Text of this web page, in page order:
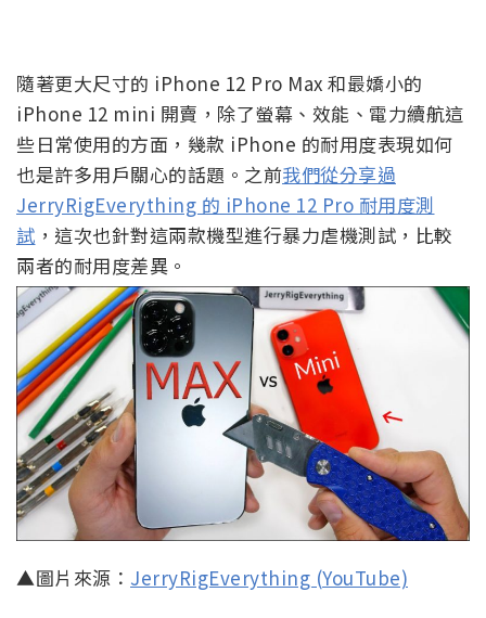
隨著更大尺寸的 iPhone 12 Pro Max 和最嬌小的
iPhone 12 mini 開賣，除了螢幕、效能、電力續航這
些日常使用的方面，幾款 iPhone 的耐用度表現如何
也是許多用戶關心的話題。之前我們從分享過
JerryRigEverything 的 iPhone 12 Pro 耐用度測
試 ，這次也針對這兩款機型進行暴力虐機測試，比較
兩者的耐用度差異。
▲圖片來源： JerryRigEverything (YouTube)